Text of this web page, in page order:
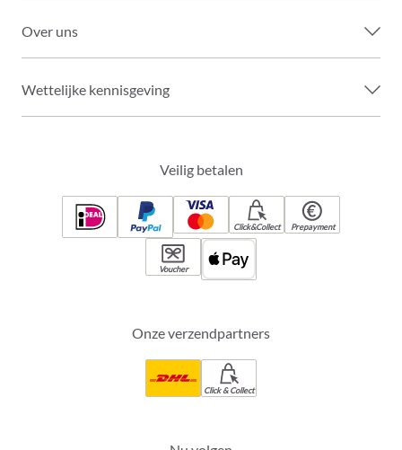
Over uns
Wettelijke kennisgeving
Veilig betalen
Click&Collect Prepayment
Voucher
Onze verzendpartners
Click & Collect